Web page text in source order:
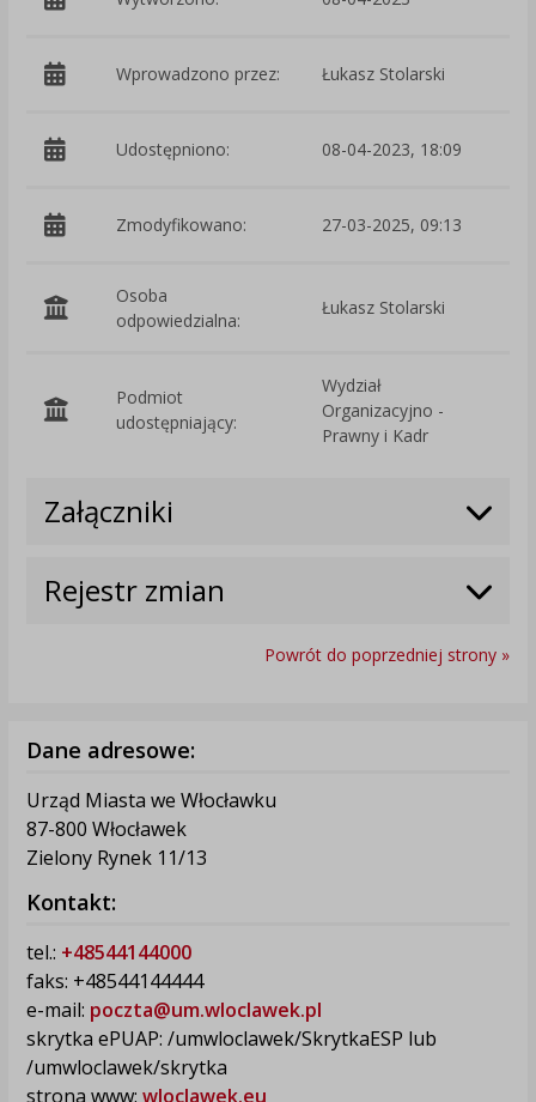
Wprowadzono przez: Łukasz Stolarski
Udostępniono: 08-04-2023, 18:09
Zmodyfikowano: 27-03-2025, 09:13
Osoba
odpowiedzialna:
Łukasz Stolarski
Podmiot
udostępniający:
Wydział
Organizacyjno -
Prawny i Kadr
Załączniki
Rejestr zmian
Powrót do poprzedniej strony »
Dane adresowe:
Urząd Miasta we Włocławku
87-800 Włocławek
Zielony Rynek 11/13
Kontakt:
tel.: +48544144000
faks: +48544144444
e-mail: poczta@um.wloclawek.pl
skrytka ePUAP: /umwloclawek/SkrytkaESP lub
/umwloclawek/skrytka
strona www: wloclawek.eu